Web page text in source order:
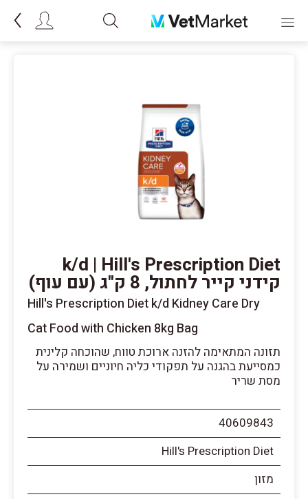
k/d | Hill's Prescription Diet
קידני קייר לחתול, 8 ק"ג (עם עוף)
Hill's Prescription Diet k/d Kidney Care Dry
Cat Food with Chicken 8kg Bag
תזונה המתאימה להזנה ארוכת טווח, שהוכחה קלינית
כמסייעת בהגנה על תפקודי כליה חיוניים ושמירה על
מסת שריר
40609843
Hill's Prescription Diet
מזון